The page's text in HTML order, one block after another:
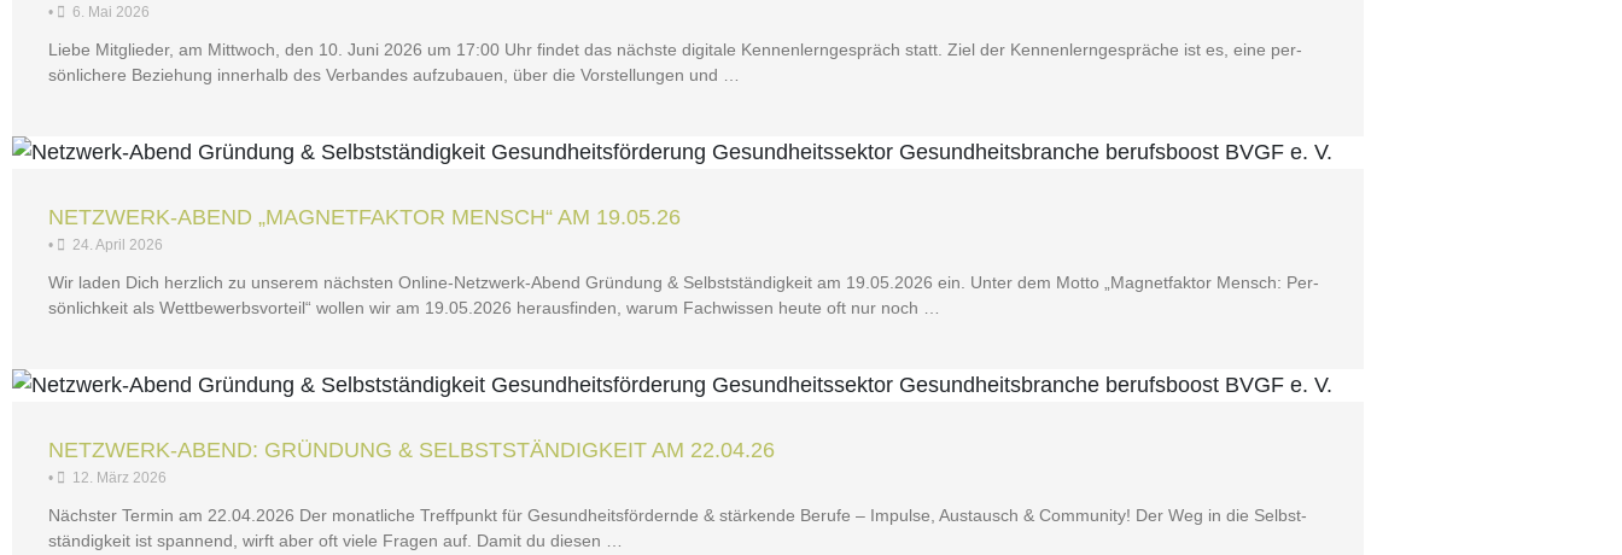
• 6. Mai 2026
Lie­be Mit­glie­der, am Mitt­woch, den 10. Juni 2026 um 17:00 Uhr fin­det das nächs­te digi­ta­le Ken­nen­lern­ge­spräch statt. Ziel der Ken­nen­lern­ge­sprä­che ist es, eine per­
sön­li­che­re Bezie­hung inner­halb des Ver­ban­des auf­zu­bau­en, über die Vor­stel­lun­gen und …
NET­Z­­WERK-ABEND „MAGNET­FAK­TOR MENSCH“ AM 19.05.26
• 24. April 2026
Wir laden Dich herz­lich zu unse­rem nächs­ten Online-Net­z­­werk-Abend Grün­dung & Selbst­stän­dig­keit am 19.05.2026 ein. Unter dem Mot­to „Magnet­fak­tor Mensch: Per­
sön­lich­keit als Wett­be­werbs­vor­teil“ wol­len wir am 19.05.2026 her­aus­fin­den, war­um Fach­wis­sen heu­te oft nur noch …
NET­Z­­WERK-ABEND: GRÜN­DUNG & SELBST­STÄN­DIG­KEIT AM 22.04.26
• 12. März 2026
Nächs­ter Ter­min am 22.04.2026 Der monat­li­che Treff­punkt für Gesund­heits­för­dern­de & stär­ken­de Beru­fe – Impul­se, Aus­tausch & Com­mu­ni­ty! Der Weg in die Selbst­
stän­dig­keit ist span­nend, wirft aber oft vie­le Fra­gen auf. Damit du diesen …